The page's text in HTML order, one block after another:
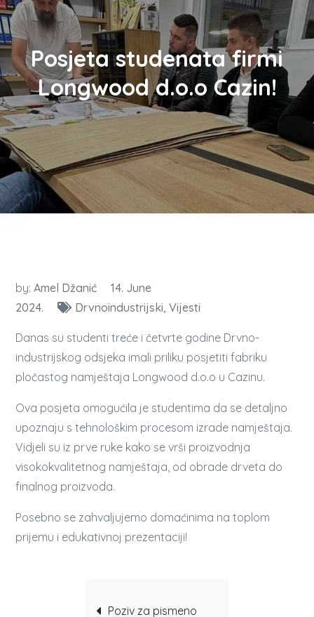
Posjeta studenata firmi
Longwood d.o.o Cazin!
by:Amel Džanić
14. June
2024.
Drvnoindustrijski Vijesti
Danas su studenti treće i četvrte godine Drvno-
industrijskog odsjeka imali priliku posjetiti fabriku
pločastog namještaja Longwood d.o.o u Cazinu.
Ova posjeta omogućila je studentima da se detaljno
upoznaju s tehnološkim procesom izrade namještaja.
Vidjeli su iz prve ruke kako se vrši proizvodnja
visokokvalitetnog namještaja, od obrade drveta do
finalnog proizvoda.
Posebno se zahvaljujemo domaćinima na toplom
prijemu i edukativnoj prezentaciji!
Post
Poziv za pismeno